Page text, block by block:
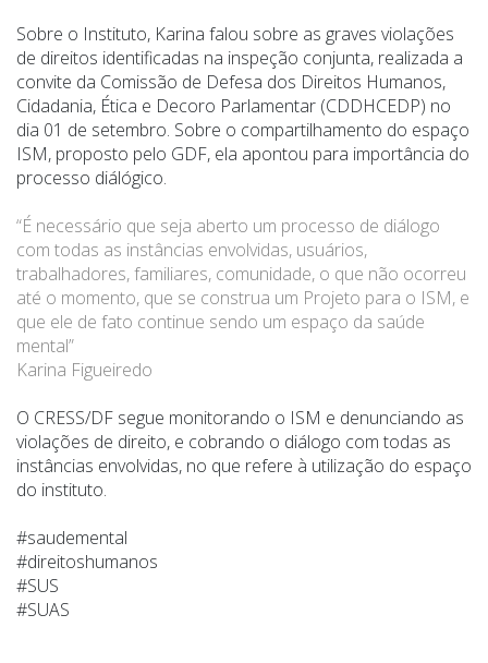
Sobre o Instituto, Karina falou sobre as graves violações
de direitos identificadas na inspeção conjunta, realizada a
convite da Comissão de Defesa dos Direitos Humanos,
Cidadania, Ética e Decoro Parlamentar (CDDHCEDP) no
dia 01 de setembro. Sobre o compartilhamento do espaço
ISM, proposto pelo GDF, ela apontou para importância do
processo diálógico.
“É necessário que seja aberto um processo de diálogo
com todas as instâncias envolvidas, usuários,
trabalhadores, familiares, comunidade, o que não ocorreu
até o momento, que se construa um Projeto para o ISM, e
que ele de fato continue sendo um espaço da saúde
mental”
Karina Figueiredo
O CRESS/DF segue monitorando o ISM e denunciando as
violações de direito, e cobrando o diálogo com todas as
instâncias envolvidas, no que refere à utilização do espaço
do instituto.
#saudemental
#direitoshumanos
#SUS
#SUAS